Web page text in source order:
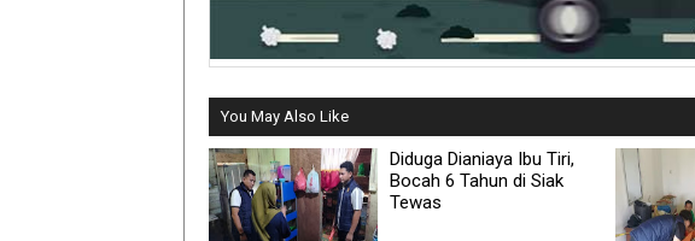
You May Also Like
Diduga Dianiaya Ibu Tiri,
Bocah 6 Tahun di Siak
Tewas